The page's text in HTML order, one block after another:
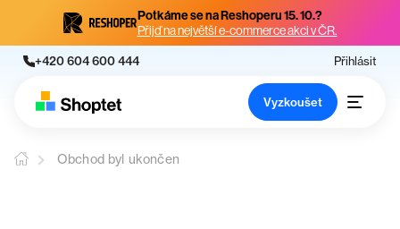
Potkáme se na Reshoperu 15. 10.?
Přijď na největší e-commerce akci v ČR.
+420 604 600 444 Přihlásit
Vyzkoušet
Obchod byl ukončen